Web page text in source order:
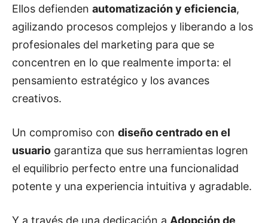
Ellos defienden automatización y eficiencia,
agilizando procesos complejos y liberando a los
profesionales del marketing para que se
concentren en lo que realmente importa: el
pensamiento estratégico y los avances
creativos.
Un compromiso con diseño centrado en el
usuario garantiza que sus herramientas logren
el equilibrio perfecto entre una funcionalidad
potente y una experiencia intuitiva y agradable.
Y a través de una dedicación a Adopción de